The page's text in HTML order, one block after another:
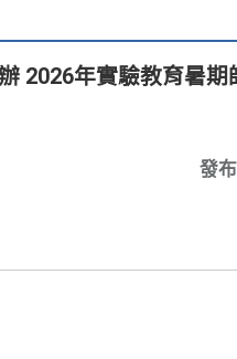
2026年實驗教育暑期
發